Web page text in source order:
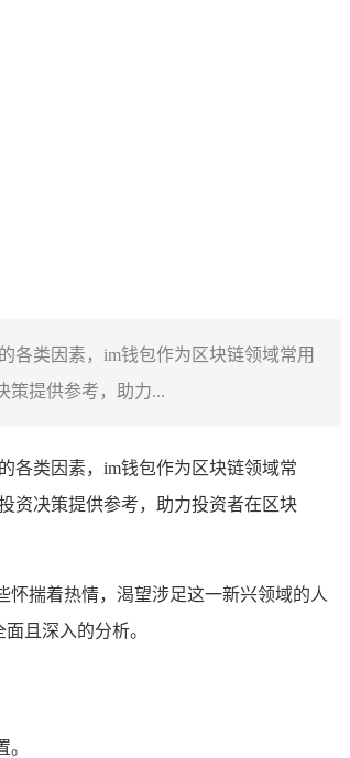
各类因素，im钱包作为区块链领域常用
策提供参考，助力...
各类因素，im钱包作为区块链领域常
资决策提供参考，助力投资者在区块
揣着热情，渴望涉足这一新兴领域的人
且深入的分析。